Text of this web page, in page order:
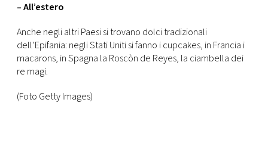
– All’estero
Anche negli altri Paesi si trovano dolci tradizionali
dell’Epifania: negli Stati Uniti si fanno i cupcakes, in Francia i
macarons, in Spagna la Roscòn de Reyes, la ciambella dei
re magi.
(Foto Getty Images)